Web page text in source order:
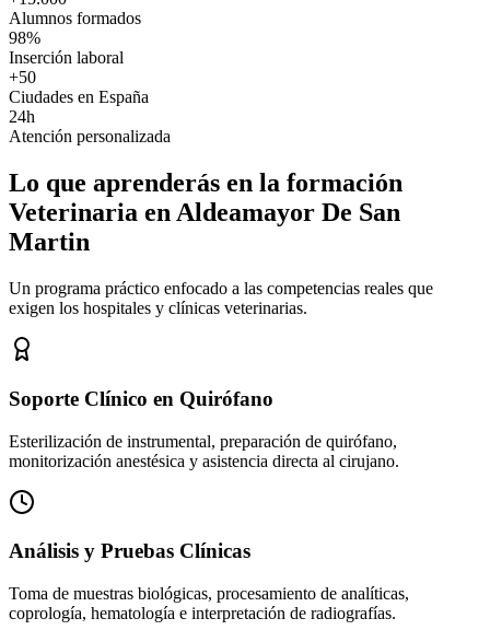
Alumnos formados
98%
Inserción laboral
+50
Ciudades en España
24h
Atención personalizada
Lo que aprenderás en la formación
Veterinaria en Aldeamayor De San
Martin
Un programa práctico enfocado a las competencias reales que
exigen los hospitales y clínicas veterinarias.
Soporte Clínico en Quirófano
Esterilización de instrumental, preparación de quirófano,
monitorización anestésica y asistencia directa al cirujano.
Análisis y Pruebas Clínicas
Toma de muestras biológicas, procesamiento de analíticas,
coprología, hematología e interpretación de radiografías.